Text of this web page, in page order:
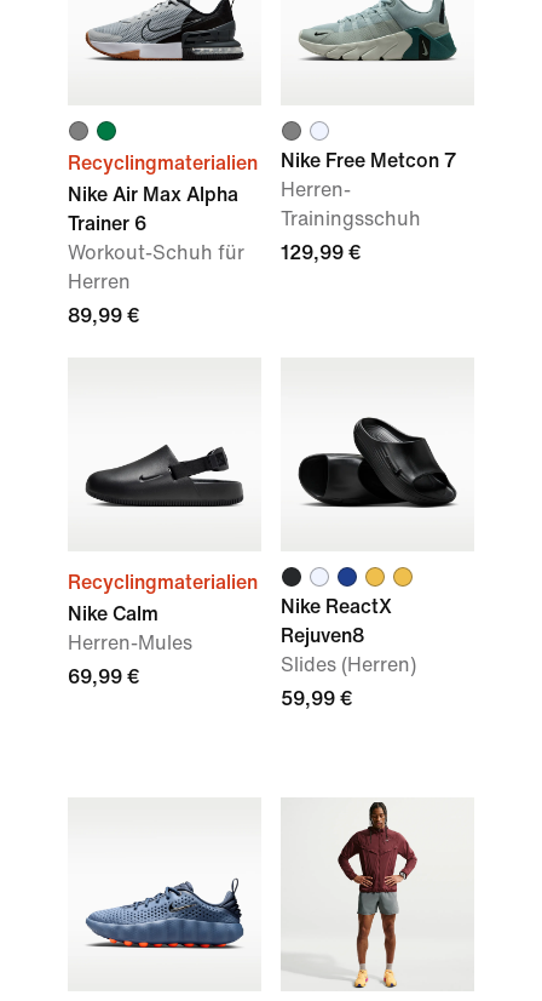
Recyclingmaterialien
Nike Air Max Alpha
Trainer 6
Workout-Schuh für
Herren
89,99 €
Nike Free Metcon 7
Herren-
Trainingsschuh
129,99 €
Recyclingmaterialien
Nike Calm
Herren-Mules
69,99 €
Nike ReactX
Rejuven8
Slides (Herren)
59,99 €